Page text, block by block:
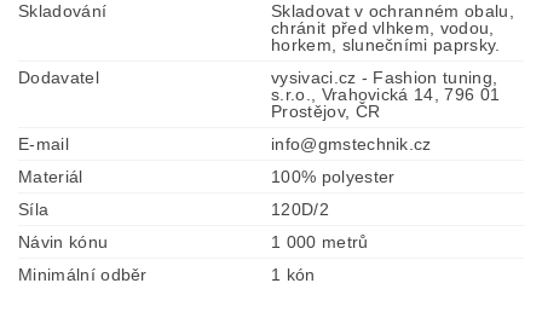
Skladování
Skladovat v ochranném obalu,
chránit před vlhkem, vodou,
horkem, slunečními paprsky.
Dodavatel
vysivaci.cz - Fashion tuning,
s.r.o., Vrahovická 14, 796 01
Prostějov, ČR
E-mail
info@gmstechnik.cz
Materiál
100% polyester
Síla
120D/2
Návin kónu
1 000 metrů
Minimální odběr
1 kón